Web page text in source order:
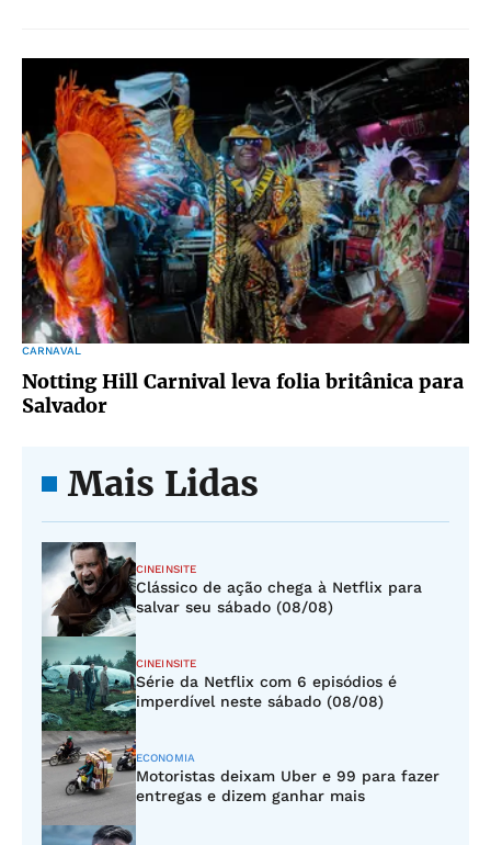
CARNAVAL
Notting Hill Carnival leva folia britânica para
Salvador
Mais Lidas
CINEINSITE
Clássico de ação chega à Netflix para
salvar seu sábado (08/08)
CINEINSITE
Série da Netflix com 6 episódios é
imperdível neste sábado (08/08)
ECONOMIA
Motoristas deixam Uber e 99 para fazer
entregas e dizem ganhar mais